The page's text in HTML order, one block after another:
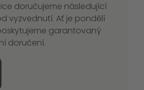
doručujeme následující
vyzvednutí. Ať je pondělí
garantovaný
doručení.